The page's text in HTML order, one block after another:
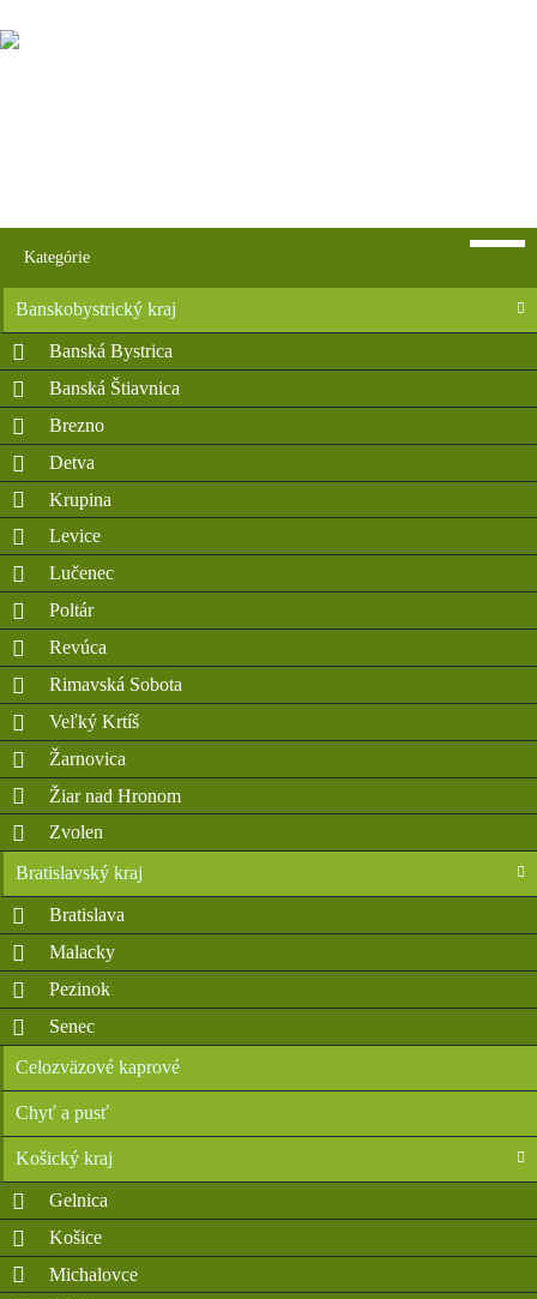
Kategórie
Banskobystrický kraj
Banská Bystrica
Banská Štiavnica
Brezno
Detva
Krupina
Levice
Lučenec
Poltár
Revúca
Rimavská Sobota
Veľký Krtíš
Žarnovica
Žiar nad Hronom
Zvolen
Bratislavský kraj
Bratislava
Malacky
Pezinok
Senec
Celozväzové kaprové
Chyť a pusť
Košický kraj
Gelnica
Košice
Michalovce